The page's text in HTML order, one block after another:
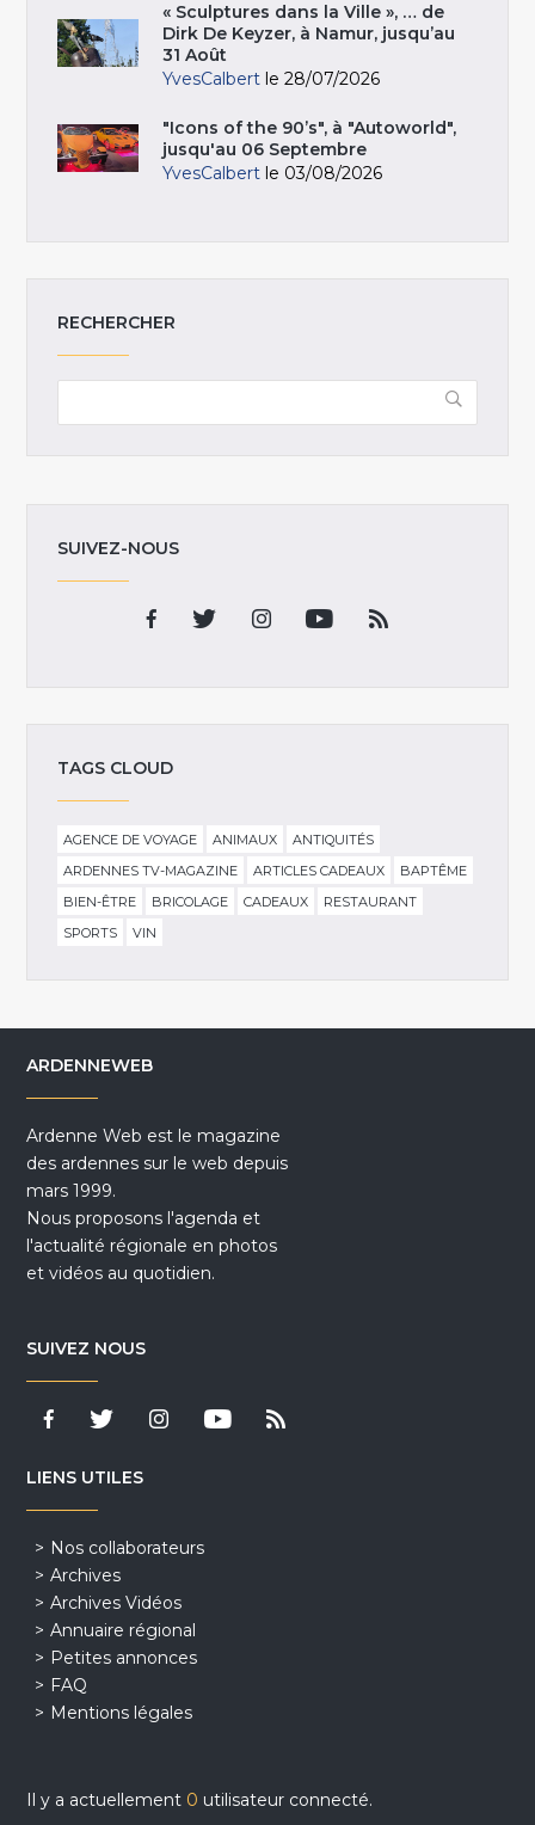
« Sculptures dans la Ville », … de
Dirk De Keyzer, à Namur, jusqu’au
31 Août
YvesCalbert le 28/07/2026
"Icons of the 90’s", à "Autoworld",
jusqu'au 06 Septembre
YvesCalbert le 03/08/2026
RECHERCHER
SUIVEZ-NOUS
TAGS CLOUD
AGENCE DE VOYAGE ANIMAUX
ANTIQUITÉS
ARDENNES TV-MAGAZINE
ARTICLES CADEAUX
BAPTÊME
BIEN-ÊTRE
BRICOLAGE CADEAUX
RESTAURANT
SPORTS
VIN
ARDENNEWEB
Ardenne Web est le magazine
des ardennes sur le web depuis
mars 1999.
Nous proposons l'agenda et
l'actualité régionale en photos
et vidéos au quotidien.
SUIVEZ NOUS
LIENS UTILES
Nos collaborateurs
Archives
Archives Vidéos
Annuaire régional
Petites annonces
FAQ
Mentions légales
Il y a actuellement 0 utilisateur connecté.